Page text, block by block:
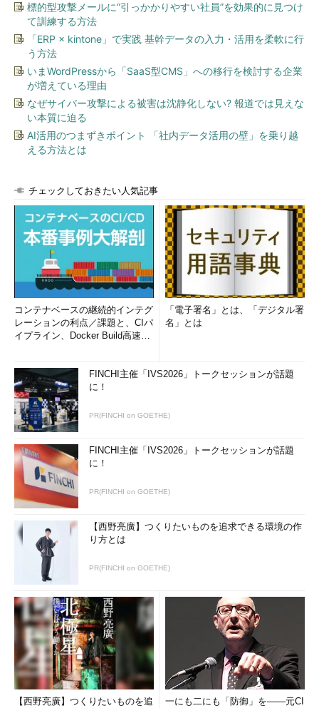
標的型攻撃メールに“引っかかりやすい社員”を効果的に見つけ
て訓練する方法
「ERP × kintone」で実践 基幹データの入力・活用を柔軟に行
う方法
いまWordPressから「SaaS型CMS」への移行を検討する企業
が増えている理由
なぜサイバー攻撃による被害は沈静化しない? 報道では見えな
い本質に迫る
AI活用のつまずきポイント 「社内データ活用の壁」を乗り越
える方法とは
チェックしておきたい人気記事
コンテナベースの継続的インテグ
レーションの利点／課題と、CIパ
イプライン、Docker Build高速化
「電子署名」とは、「デジタル署
名」とは
FINCHI主催「IVS2026」トークセッションが話題
に！
PR(FINCHI on GOETHE)
FINCHI主催「IVS2026」トークセッションが話題
に！
PR(FINCHI on GOETHE)
【西野亮廣】つくりたいものを追求できる環境の作
り方とは
PR(FINCHI on GOETHE)
【西野亮廣】つくりたいものを追
一にも二にも「防御」を――元CI